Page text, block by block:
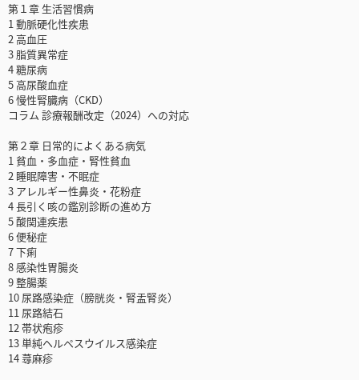
第１章 生活習慣病
1 動脈硬化性疾患
2 高血圧
3 脂質異常症
4 糖尿病
5 高尿酸血症
6 慢性腎臓病（CKD）
コラム 診療報酬改定（2024）への対応
第２章 日常的によくある病気
1 貧血・多血症・腎性貧血
2 睡眠障害・不眠症
3 アレルギー性鼻炎・花粉症
4 長引く咳の鑑別診断の進め方
5 酸関連疾患
6 便秘症
7 下痢
8 感染性胃腸炎
9 整腸薬
10 尿路感染症（膀胱炎・腎盂腎炎）
11 尿路結石
12 帯状疱疹
13 単純ヘルペスウイルス感染症
14 蕁麻疹